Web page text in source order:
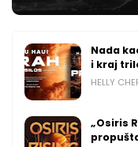
Nada
i kraj
HELLY
„Osiris